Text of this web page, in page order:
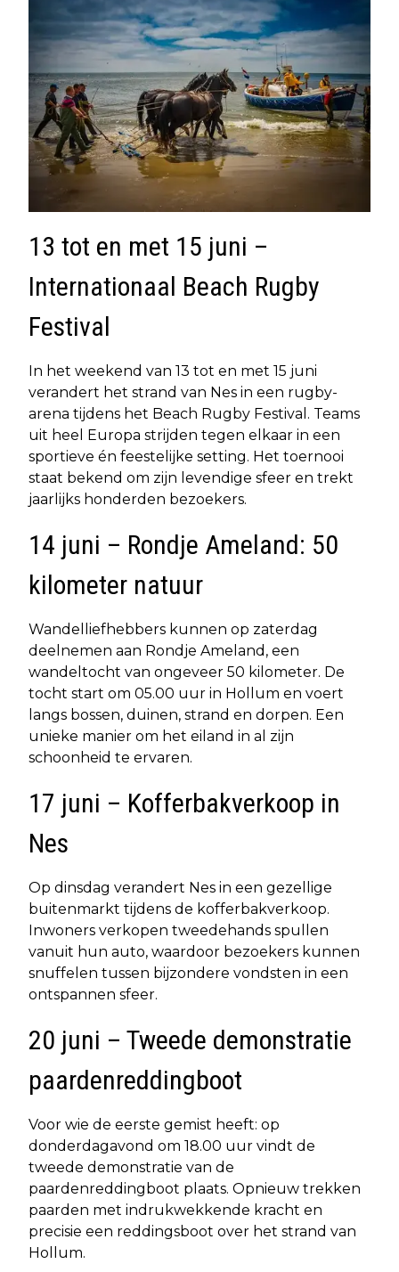
13 tot en met 15 juni –
Internationaal Beach Rugby
Festival
In het weekend van 13 tot en met 15 juni
verandert het strand van Nes in een rugby-
arena tijdens het Beach Rugby Festival. Teams
uit heel Europa strijden tegen elkaar in een
sportieve én feestelijke setting. Het toernooi
staat bekend om zijn levendige sfeer en trekt
jaarlijks honderden bezoekers.
14 juni – Rondje Ameland: 50
kilometer natuur
Wandelliefhebbers kunnen op zaterdag
deelnemen aan Rondje Ameland, een
wandeltocht van ongeveer 50 kilometer. De
tocht start om 05.00 uur in Hollum en voert
langs bossen, duinen, strand en dorpen. Een
unieke manier om het eiland in al zijn
schoonheid te ervaren.
17 juni – Kofferbakverkoop in
Nes
Op dinsdag verandert Nes in een gezellige
buitenmarkt tijdens de kofferbakverkoop.
Inwoners verkopen tweedehands spullen
vanuit hun auto, waardoor bezoekers kunnen
snuffelen tussen bijzondere vondsten in een
ontspannen sfeer.
20 juni – Tweede demonstratie
paardenreddingboot
Voor wie de eerste gemist heeft: op
donderdagavond om 18.00 uur vindt de
tweede demonstratie van de
paardenreddingboot plaats. Opnieuw trekken
paarden met indrukwekkende kracht en
precisie een reddingsboot over het strand van
Hollum.